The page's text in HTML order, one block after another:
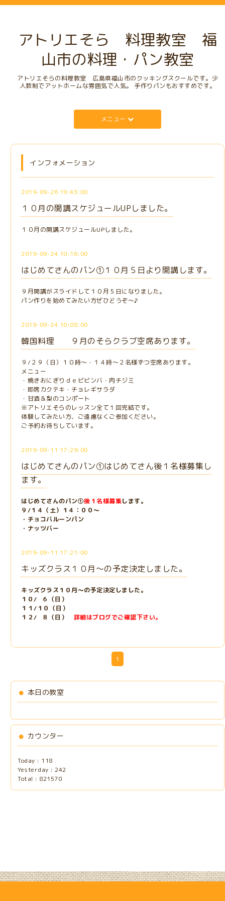
アトリエそら 料理教室 福
山市の料理・パン教室
アトリエそらの料理教室 広島県福山市のクッキングスクールです。少
人数制でアットホームな雰囲気で人気。 手作りパンもおすすめです。
メニュー
インフォメーション
2019-09-26 19:43:00
１０月の開講スケジュールUPしました。
１０月の開講スケジュールUPしました。
2019-09-24 10:16:00
はじめてさんのパン①１０月５日より開講します。
９月開講がスライドして１０月５日になりました。
パン作りを始めてみたい方ぜひどうぞ～♪
2019-09-24 10:08:00
韓国料理 ９月のそらクラブ空席あります。
９/２９（日）１０時～・１４時～２名様ずつ空席あります。
メニュー
・焼きおにぎりｄｅビビンバ・肉チジミ
・即席カクテキ・チョレギサラダ
・甘酒＆梨のコンポート
※アトリエそらのレッスン全て１回完結です。
体験してみたい方、ご遠慮なくご参加ください。
ご予約お待ちしています。
2019-09-11 17:29:00
はじめてさんのパン①はじめてさん後１名様募集し
ます。
はじめてさんのパン①後１名様募集します。
９/１４（土）１４：００～
・チョコバルーンパン
・ナッツバー
2019-09-11 17:21:00
キッズクラス１０月～の予定決定しました。
キッズクラス１０月～の予定決定しました。
１０/ ６（日）
１１/１０（日）
１２/ ８（日） 詳細はブログでご確認下さい。
1
本日の教室
カウンター
Today : 118
Yesterday :242
Total : 821570